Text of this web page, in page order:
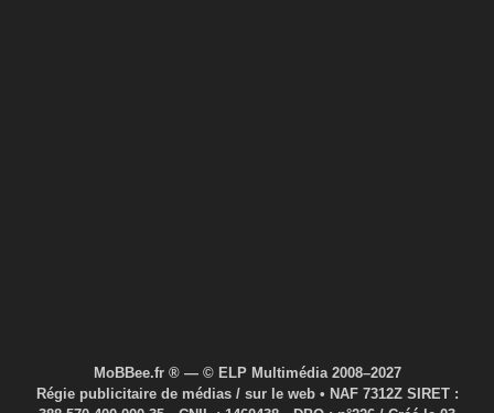
MoBBee.fr ® — © ELP Multimédia 2008–2027
Régie publicitaire de médias / sur le web • NAF 7312Z SIRET :